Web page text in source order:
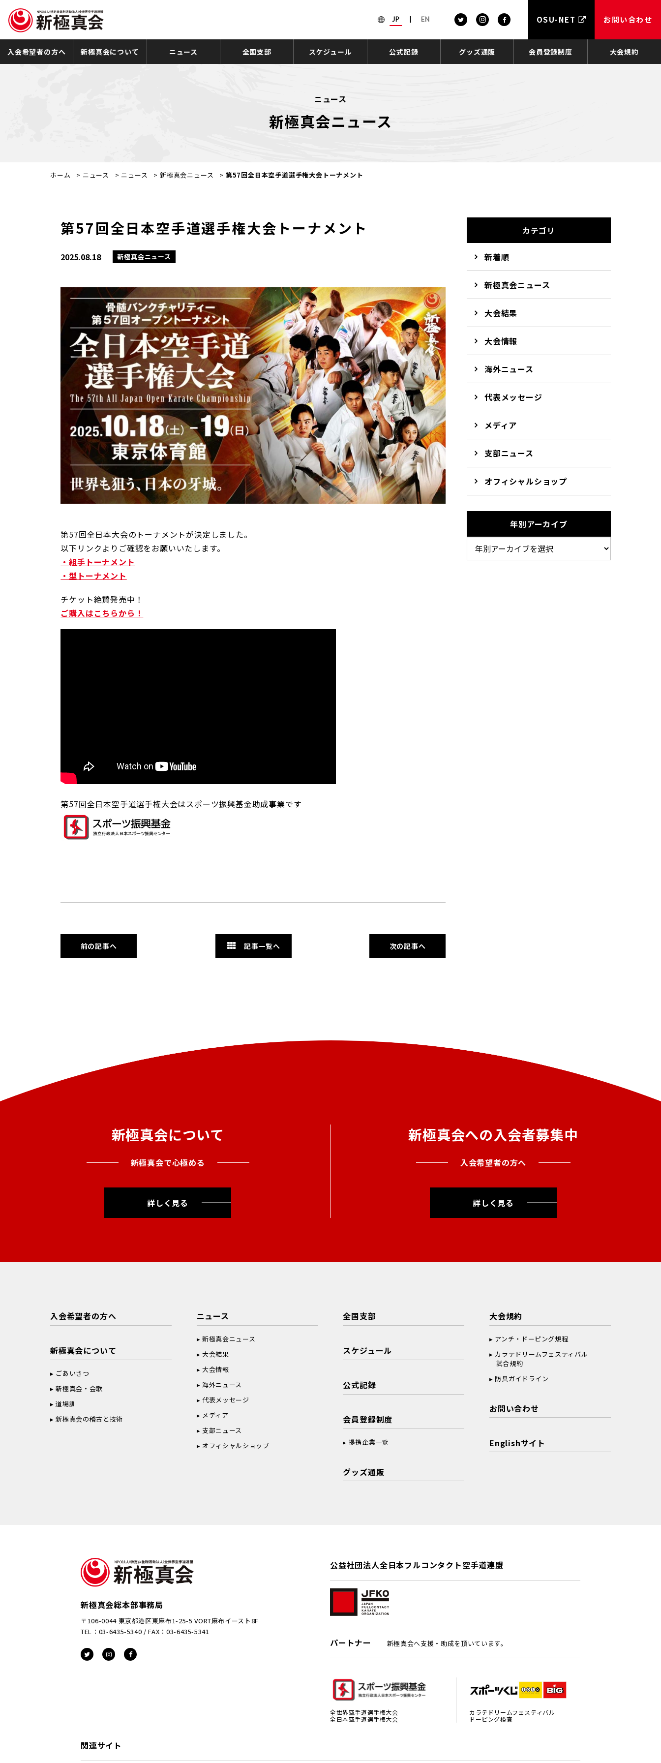
JP EN OSU-NET お問い合わせ
入会希望者の方へ 新極真会について ニュース 全国支部 スケジュール 公式記録 グッズ通販 会員登録制度 大会規約
ニュース
新極真会ニュース
ホーム > ニュース > ニュース >新極真会ニュース > 第57回全日本空手道選手権大会トーナメント
第57回全日本空手道選手権大会トーナメント
2025.08.18 新極真会ニュース
第57回全日本大会のトーナメントが決定しました。
以下リンクよりご確認をお願いいたします。
・組手トーナメント
・型トーナメント
チケット絶賛発売中！
ご購入はこちらから！
第57回全日本空手道選手権大会はスポーツ振興基金助成事業です
前の記事へ 記事一覧へ 次の記事へ
カテゴリ
新着順
新極真会ニュース
大会結果
大会情報
海外ニュース
代表メッセージ
メディア
支部ニュース
オフィシャルショップ
年別アーカイブ
新極真会について
新極真会で心極める
詳しく見る
新極真会への入会者募集中
入会希望者の方へ
詳しく見る
入会希望者の方へ
新極真会について
ごあいさつ
新極真会・会歌
道場訓
新極真会の稽古と技術
ニュース
新極真会ニュース
大会結果
大会情報
海外ニュース
代表メッセージ
メディア
支部ニュース
オフィシャルショップ
全国支部
スケジュール
公式記録
会員登録制度
提携企業一覧
グッズ通販
大会規約
アンチ・ドーピング規程
カラテドリームフェスティバル
試合規約
防具ガイドライン
お問い合わせ
Englishサイト
新極真会総本部事務局
〒106-0044 東京都港区東麻布1-25-5 VORT麻布イースト8F
TEL：03-6435-5340 / FAX：03-6435-5341
公益社団法人全日本フルコンタクト空手道連盟
パートナー 新極真会へ支援・助成を頂いています。
全世界空手道選手権大会
全日本空手道選手権大会
カラテドリームフェスティバル
ドーピング検査
関連サイト